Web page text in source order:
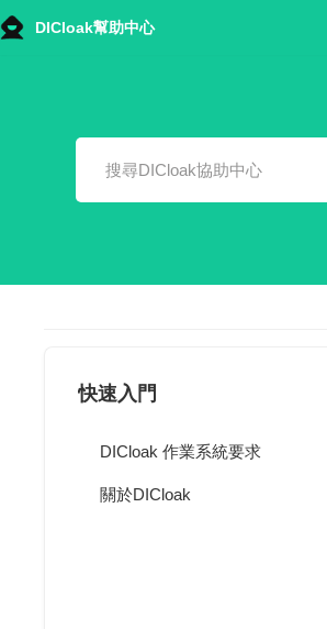
DICloak幫助中心
快速入門
DICloak 作業系統要求
關於DICloak